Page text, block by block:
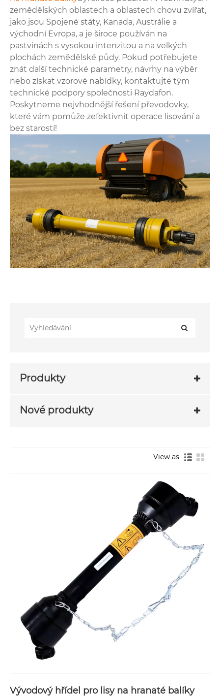
zemědělských oblastech a oblastech chovu zvířat,
jako jsou Spojené státy, Kanada, Austrálie a
východní Evropa, a je široce používán na
pastvinách s vysokou intenzitou a na velkých
plochách zemědělské půdy. Pokud potřebujete
znát další technické parametry, návrhy na výběr
nebo získat vzorové nabídky, kontaktujte tým
technické podpory společnosti Raydafon.
Poskytneme nejvhodnější řešení převodovky,
které vám pomůže zefektivnit operace lisování a
bez starostí!
Produkty
Nové produkty
View as
Vývodový hřídel pro lisy na hranaté balíky